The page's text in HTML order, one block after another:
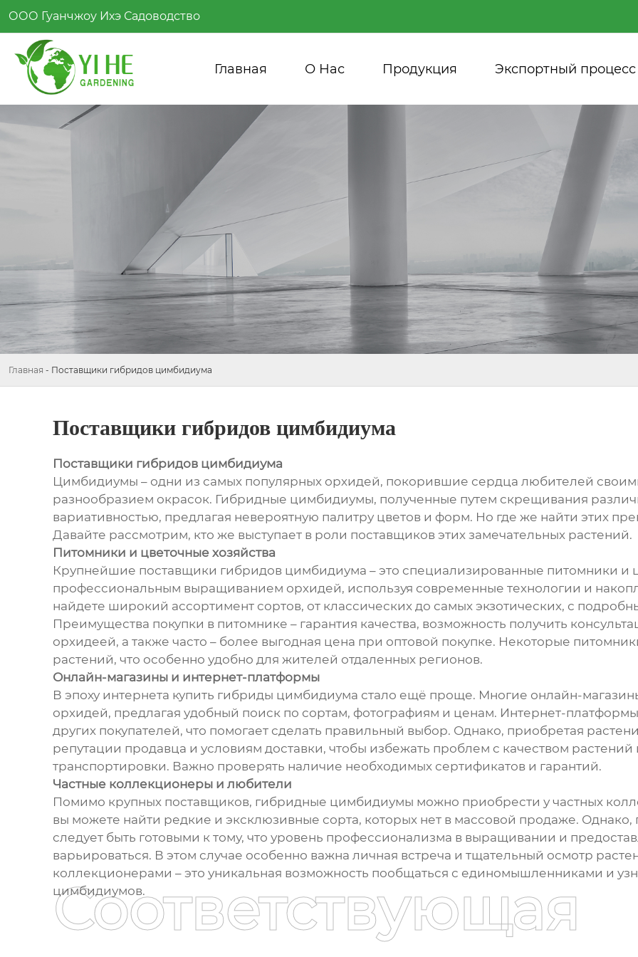
ООО Гуанчжоу Ихэ Садоводство
Главная О Нас Продукция Экспортный процесс
Главная - Поставщики гибридов цимбидиума
Поставщики гибридов цимбидиума
Поставщики гибридов цимбидиума
Цимбидиумы – одни из самых популярных орхидей, покорившие сердца любителей
разнообразием окрасок. Гибридные цимбидиумы, полученные путем скрещивания
вариативностью, предлагая невероятную палитру цветов и форм. Но где же найти этих
Давайте рассмотрим, кто же выступает в роли поставщиков этих замечательных растений.
Питомники и цветочные хозяйства
Крупнейшие поставщики гибридов цимбидиума – это специализированные питомники и
профессиональным выращиванием орхидей, используя современные технологии и
найдете широкий ассортимент сортов, от классических до самых экзотических, с
Преимущества покупки в питомнике – гарантия качества, возможность получить
орхидеей, а также часто – более выгодная цена при оптовой покупке. Некоторые
растений, что особенно удобно для жителей отдаленных регионов.
Онлайн-магазины и интернет-платформы
В эпоху интернета купить гибриды цимбидиума стало ещё проще. Многие онлайн-
орхидей, предлагая удобный поиск по сортам, фотографиям и ценам. Интернет-
других покупателей, что помогает сделать правильный выбор. Однако, приобретая
репутации продавца и условиям доставки, чтобы избежать проблем с качеством
транспортировки. Важно проверять наличие необходимых сертификатов и гарантий.
Частные коллекционеры и любители
Помимо крупных поставщиков, гибридные цимбидиумы можно приобрести у частных
вы можете найти редкие и эксклюзивные сорта, которых нет в массовой продаже. Однако,
следует быть готовыми к тому, что уровень профессионализма в выращивании и
варьироваться. В этом случае особенно важна личная встреча и тщательный осмотр
коллекционерами – это уникальная возможность пообщаться с единомышленниками и
цимбидиумов.
Соответствующая